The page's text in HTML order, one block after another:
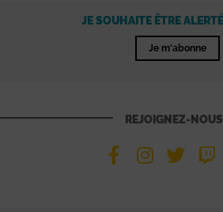
JE SOUHAITE ÊTRE
Je m'abonne
REJOIGNEZ-